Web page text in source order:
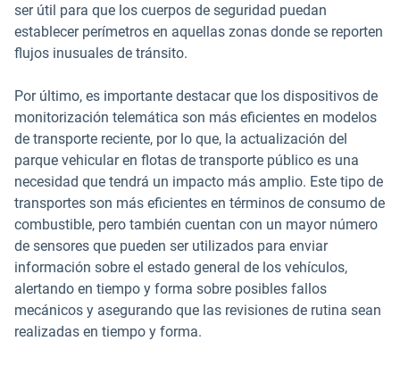
ser útil para que los cuerpos de seguridad puedan
establecer perímetros en aquellas zonas donde se reporten
flujos inusuales de tránsito.
Por último, es importante destacar que los dispositivos de
monitorización telemática son más eficientes en modelos
de transporte reciente, por lo que, la actualización del
parque vehicular en flotas de transporte público es una
necesidad que tendrá un impacto más amplio. Este tipo de
transportes son más eficientes en términos de consumo de
combustible, pero también cuentan con un mayor número
de sensores que pueden ser utilizados para enviar
información sobre el estado general de los vehículos,
alertando en tiempo y forma sobre posibles fallos
mecánicos y asegurando que las revisiones de rutina sean
realizadas en tiempo y forma.